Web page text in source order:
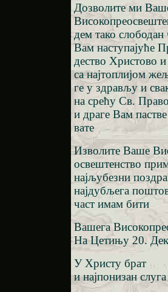
Дозволите ми
дем тако слободан
Вам наступајуће
дество Христово
са најтоплијом
ге у здрављу и
на срећу Св.
и драге Вам
вате
Изволите Ваше
освештенство
најљубезни
најдубљега
част имам бити
Вашега
На Цетињу 20.
У Христу брат
и најпонизан слуга